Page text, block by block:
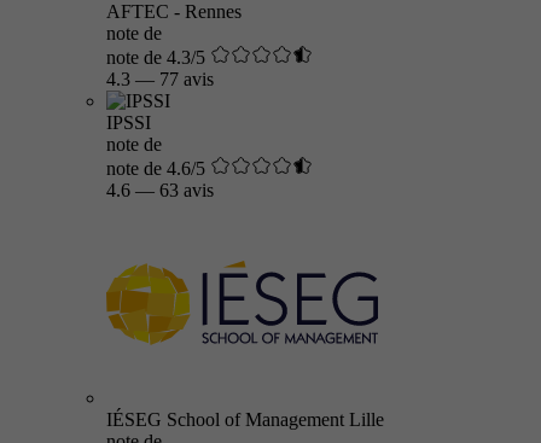
AFTEC - Rennes
note de
note de 4.3/5
4.3 — 77 avis
IPSSI
note de
note de 4.6/5
4.6 — 63 avis
IÉSEG School of Management Lille